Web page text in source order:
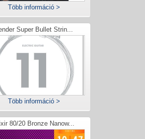
Több információ >
Super Bullet Strin...
Több információ >
80/20 Bronze Nanow...